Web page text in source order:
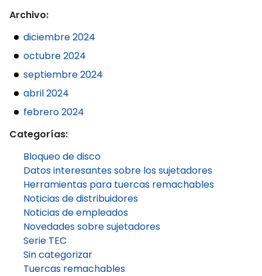
Archivo:
diciembre 2024
octubre 2024
septiembre 2024
abril 2024
febrero 2024
Categorías:
Bloqueo de disco
Datos interesantes sobre los sujetadores
Herramientas para tuercas remachables
Noticias de distribuidores
Noticias de empleados
Novedades sobre sujetadores
Serie TEC
Sin categorizar
Tuercas remachables